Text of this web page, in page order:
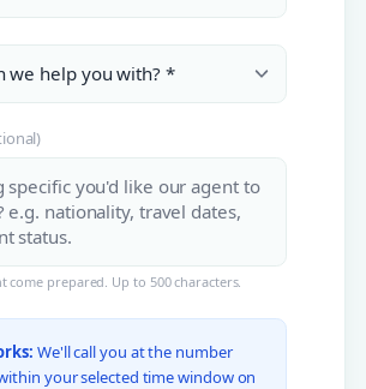
come prepared. Up to 500 characters.
We'll call you at the number
your selected time window on